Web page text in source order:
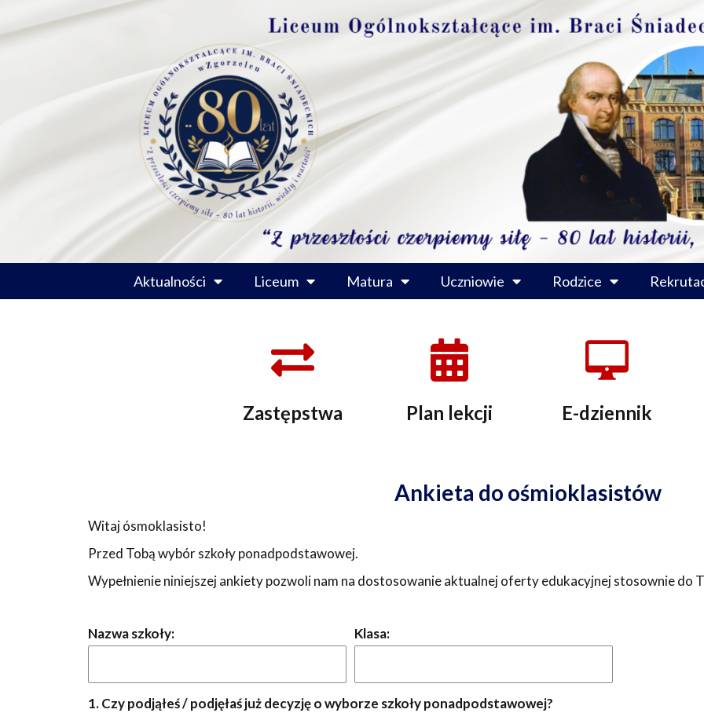
do
Aktualności Liceum Matura Uczniowie Rodzice
Zastępstwa Plan lekcji E-dziennik
Ankieta do ośmioklasistów
Witaj ósmoklasisto!
Przed Tobą wybór szkoły ponadpodstawowej.
Wypełnienie niniejszej ankiety pozwoli nam na dostosowanie aktualnej oferty edukacyjnej stosownie do
Nazwa szkoły: Klasa:
1. Czy podjąłeś / podjęłaś już decyzję o wyborze szkoły ponadpodstawowej?